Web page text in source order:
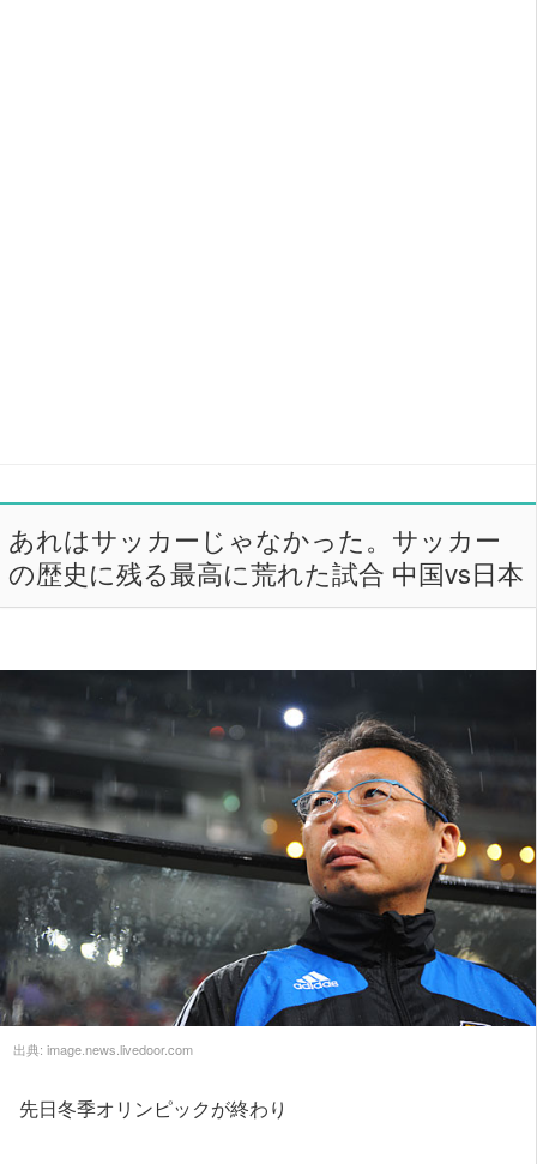
あれはサッカーじゃなかった。サッカー
の歴史に残る最高に荒れた試合 中国vs日本
出典: image.news.livedoor.com
先日冬季オリンピックが終わり